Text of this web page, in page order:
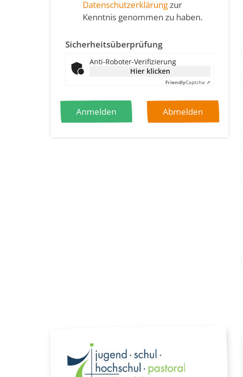
Datenschutzerklärungzur
Kenntnis genommen zu haben.
Sicherheitsüberprüfung
Anti-Roboter-Verifizierung
Hier klicken
FriendlyCaptcha ⇗
Anmelden Abmelden